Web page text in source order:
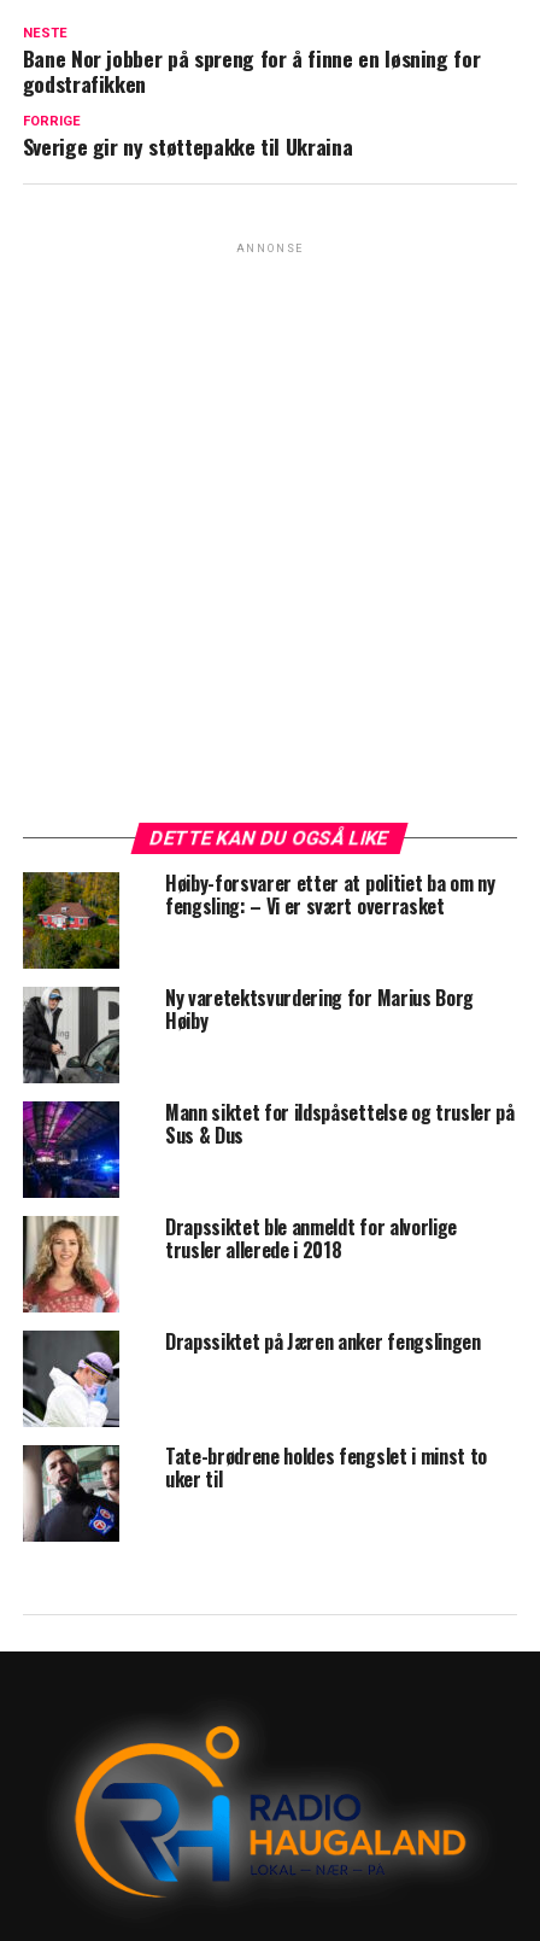
NESTE
Bane Nor jobber på spreng for å finne en løsning for
godstrafikken
FORRIGE
Sverige gir ny støttepakke til Ukraina
ANNONSE
DETTE KAN DU OGSÅ LIKE
Høiby-forsvarer etter at politiet ba om ny
fengsling: – Vi er svært overrasket
Ny varetektsvurdering for Marius Borg
Høiby
Mann siktet for ildspåsettelse og trusler på
Sus & Dus
Drapssiktet ble anmeldt for alvorlige
trusler allerede i 2018
Drapssiktet på Jæren anker fengslingen
Tate-brødrene holdes fengslet i minst to
uker til